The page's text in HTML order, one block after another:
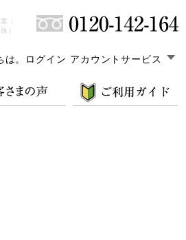
：
）
。 ログイン アカウントサービス